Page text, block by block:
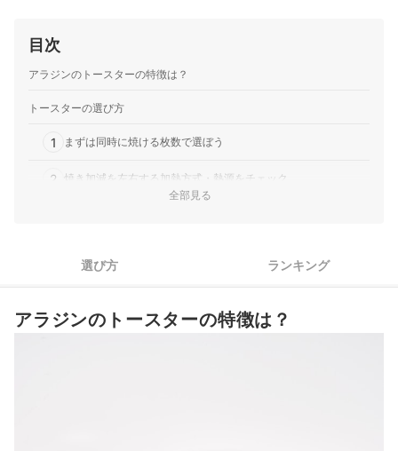
目次
アラジンのトースターの特徴は？
トースターの選び方
1 まずは同時に焼ける枚数で選ぼう
2 焼き加減を左右する加熱方式・熱源をチェック
掃除のしやすさで選ぼう
アラジンのトースター全15商品おすすめ人気ランキング
全部見る
選び方 ランキング
アラジンのトースターの特徴は？